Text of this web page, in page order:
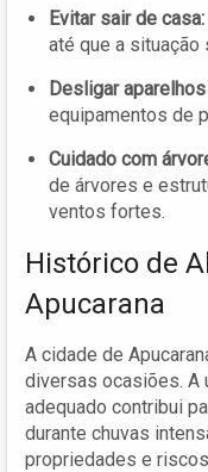
Evitar sair de casa:
até que a situação
Desligar
equipamentos de
Cuidado com
de árvores e
ventos fortes.
Histórico de
Apucarana
A cidade de
diversas ocasiões. A
adequado contribui
durante chuvas
propriedades e